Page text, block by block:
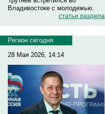
Владивостоке с молодежью.
статьи раздела
Регион сегодня
28 Мая 2026, 14:14